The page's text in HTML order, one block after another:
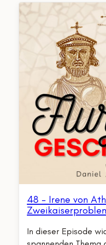
48 – Irene von
In dieser Episode